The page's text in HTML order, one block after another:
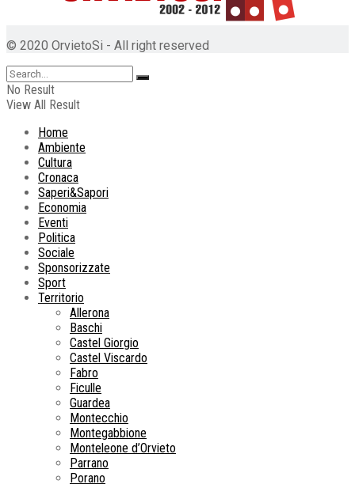
© 2020 OrvietoSi - All right reserved
No Result
View All Result
Home
Ambiente
Cultura
Cronaca
Saperi&Sapori
Economia
Eventi
Politica
Sociale
Sponsorizzate
Sport
Territorio
Allerona
Baschi
Castel Giorgio
Castel Viscardo
Fabro
Ficulle
Guardea
Montecchio
Montegabbione
Monteleone d’Orvieto
Parrano
Porano